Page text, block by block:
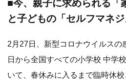
■今、親子に求められる「
と子どもの「セルフマネジ
2月27日、新型コロナウイルスの
日から全国すべての小学校 中学
いて、春休みに入るまで臨時休